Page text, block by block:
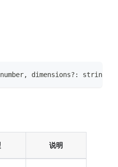
number, dimensions? : string
说明